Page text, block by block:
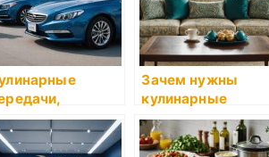
Зачем нужны
кулинарные
законченные и
неопубликованны